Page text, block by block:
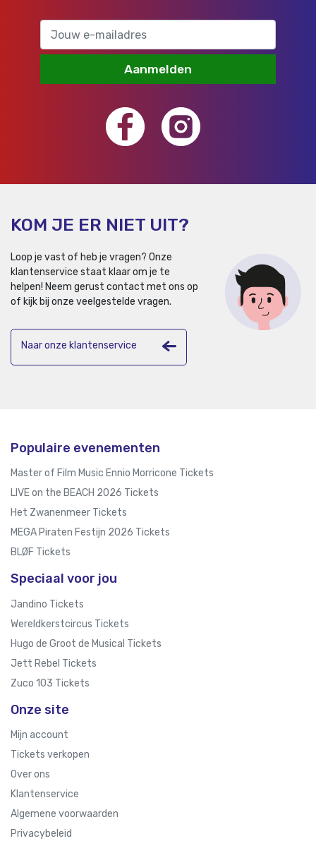
Aanmelden
KOM JE ER NIET UIT?
Loop je vast of heb je vragen? Onze
klantenservice staat klaar om je te
helpen! Neem gerust contact met ons op
of kijk bij onze veelgestelde vragen.
Naar onze klantenservice
Populaire evenementen
Master of Film Music Ennio Morricone Tickets
LIVE on the BEACH 2026 Tickets
Het Zwanenmeer Tickets
MEGA Piraten Festijn 2026 Tickets
BLØF Tickets
Speciaal voor jou
Jandino Tickets
Wereldkerstcircus Tickets
Hugo de Groot de Musical Tickets
Jett Rebel Tickets
Zuco 103 Tickets
Onze site
Mijn account
Tickets verkopen
Over ons
Klantenservice
Algemene voorwaarden
Privacybeleid